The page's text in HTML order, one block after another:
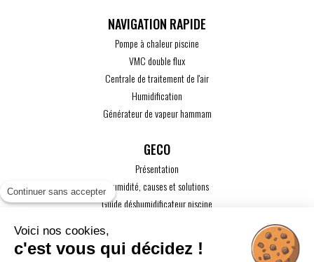
Continuer sans accepter
Voici nos cookies,
c'est vous qui décidez !
Pompe à chaleur piscine
VMC double flux
Centrale de traitement de l'air
Humidification
Générateur de vapeur hammam
GECO
Présentation
L'humidité, causes et solutions
Guide déshumidificateur piscine
Guide VMC